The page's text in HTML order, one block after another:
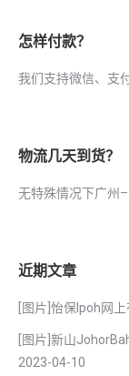
怎样付款？
我们支持微信、支
物流几天到货？
无特殊情况下广州
近期文章
[图片]怡保lpoh网
[图片]新山
2023-04-10